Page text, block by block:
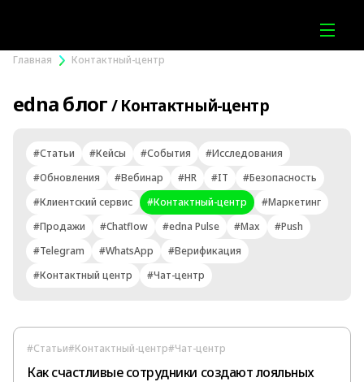
Главная Контактный-центр
edna блог/ Контактный-центр
#Статьи #Кейсы #События
#Исследования
#Обновления
#Вебинар #HR #IT
#Безопасность
#Клиентский сервис
#Контактный-центр
#Маркетинг
#Продажи
#Chatflow #edna Pulse #Max
#Push
#Telegram
#WhatsApp
#Верификация
#Контактный центр
#Чат-центр
#Статьи#Контактный-центр#Чат-центр
Как счастливые сотрудники создают лояльных